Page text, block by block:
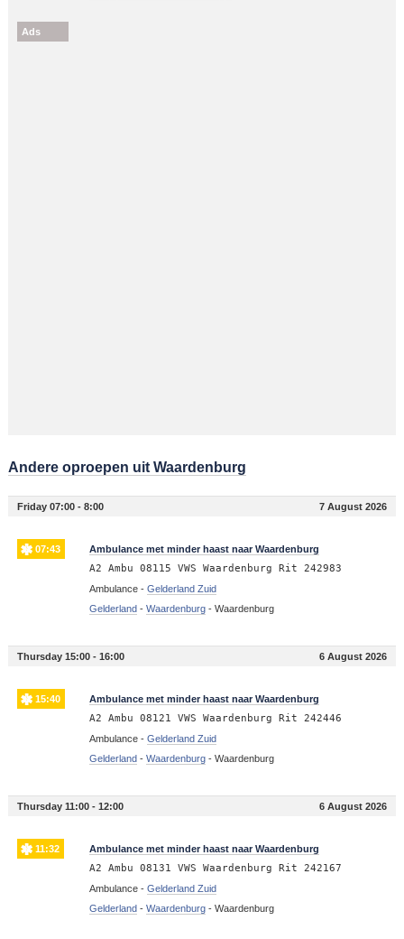
Ads
Andere oproepen uit Waardenburg
Friday 07:00 - 8:00 7 August 2026
07:43 Ambulance met minder haast naar Waardenburg
A2 Ambu 08115 VWS Waardenburg Rit 242983
Ambulance - Gelderland Zuid
Gelderland- Waardenburg- Waardenburg
Thursday 15:00 - 16:00 6 August 2026
15:40 Ambulance met minder haast naar Waardenburg
A2 Ambu 08121 VWS Waardenburg Rit 242446
Ambulance - Gelderland Zuid
Gelderland- Waardenburg- Waardenburg
Thursday 11:00 - 12:00 6 August 2026
11:32 Ambulance met minder haast naar Waardenburg
A2 Ambu 08131 VWS Waardenburg Rit 242167
Ambulance - Gelderland Zuid
Gelderland- Waardenburg- Waardenburg